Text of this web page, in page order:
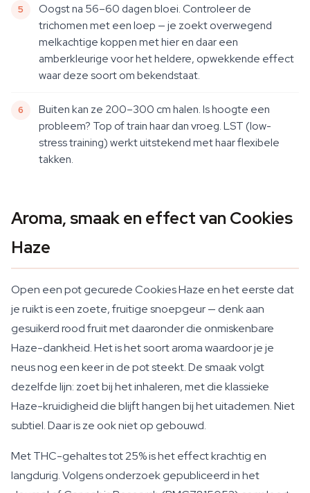
Oogst na 56–60 dagen bloei. Controleer de
trichomen met een loep — je zoekt overwegend
melkachtige koppen met hier en daar een
amberkleurige voor het heldere, opwekkende effect
waar deze soort om bekendstaat.
Buiten kan ze 200–300 cm halen. Is hoogte een
probleem? Top of train haar dan vroeg. LST (low-
stress training) werkt uitstekend met haar flexibele
takken.
Aroma, smaak en effect van Cookies
Haze
Open een pot gecurede Cookies Haze en het eerste dat
je ruikt is een zoete, fruitige snoepgeur — denk aan
gesuikerd rood fruit met daaronder die onmiskenbare
Haze-dankheid. Het is het soort aroma waardoor je je
neus nog een keer in de pot steekt. De smaak volgt
dezelfde lijn: zoet bij het inhaleren, met die klassieke
Haze-kruidigheid die blijft hangen bij het uitademen. Niet
subtiel. Daar is ze ook niet op gebouwd.
Met THC-gehaltes tot 25% is het effect krachtig en
langdurig. Volgens onderzoek gepubliceerd in het